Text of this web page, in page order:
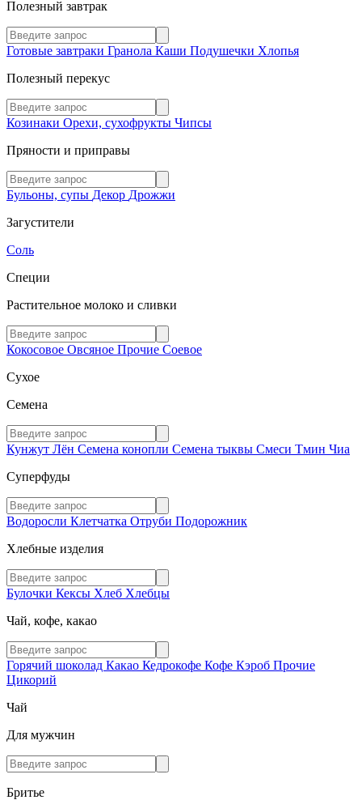
Полезный завтрак
Готовые завтраки Гранола Каши Подушечки Хлопья
Полезный перекус
Козинаки Орехи, сухофрукты Чипсы
Пряности и приправы
Бульоны, супы Декор Дрожжи
Загустители
Соль
Специи
Растительное молоко и сливки
Кокосовое Овсяное Прочие Соевое
Сухое
Семена
Кунжут Лён Семена конопли Семена тыквы Смеси Тмин Чиа
Суперфуды
Водоросли Клетчатка Отруби Подорожник
Хлебные изделия
Булочки Кексы Хлеб Хлебцы
Чай, кофе, какао
Горячий шоколад Какао Кедрокофе Кофе Кэроб Прочие
Цикорий
Чай
Для мужчин
Бритье